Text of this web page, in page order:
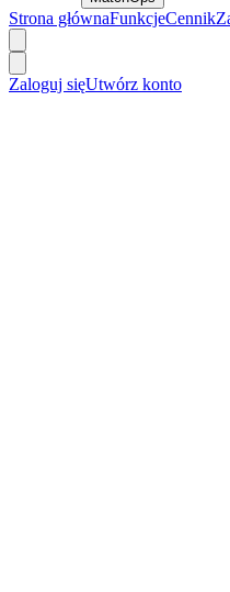
Strona głównaFunkcjeCennik
Zaloguj sięUtwórz konto